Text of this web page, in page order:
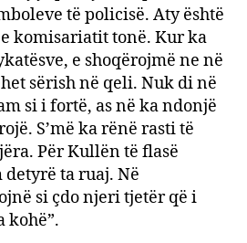
të policisë. Aty është
komisariatit tonë. Kur ka
e shoqërojmë ne në
sërish në qeli. Nuk di në
si i fortë, as në ka ndonjë
S’më ka rënë rasti të
Për Kullën të flasë
ta ruaj. Në
si çdo njeri tjetër që i
kohë”.